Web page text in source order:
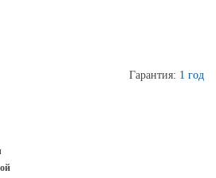
Гарантия: 1 год